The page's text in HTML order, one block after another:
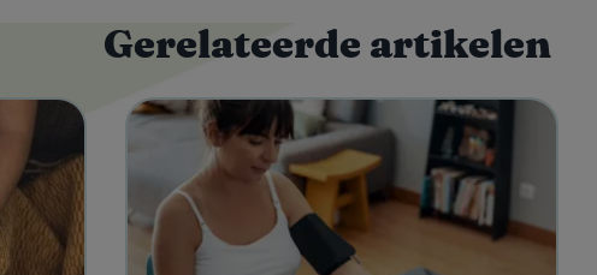
Gerelateerde artikelen